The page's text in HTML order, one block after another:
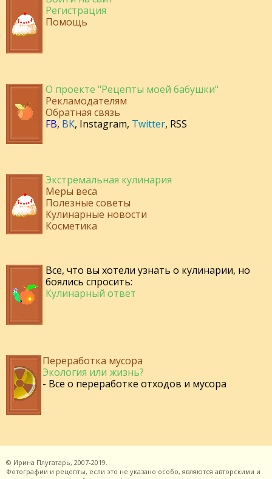
Регистрация
Помощь
О проекте "Рецепты моей бабушки"
Рекламодателям
Обратная связь
FB, ВК, Instagram, Twitter, RSS
Экстремальная кулинария
Меры веса
Полезные советы
Кулинарные новости
Косметика
Все, что вы хотели узнать о кулинарии, но
боялись спросить:
Кулинарный ответ
Переработка мусора
Экология или жизнь?
- Все о переработке отходов и мусора
© Ирина Плугатарь, 2007-2019.
Фотографии и рецепты, если это не указано особо, являются авторскими и